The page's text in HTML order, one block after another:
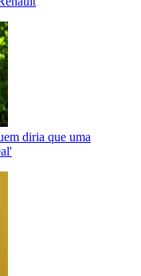
diria que uma